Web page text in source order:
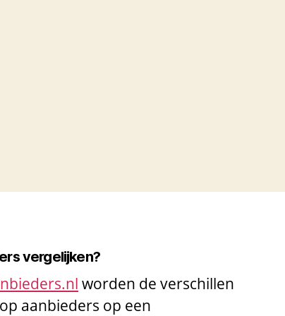
vergelijken?
worden de verschillen
aanbieders op een